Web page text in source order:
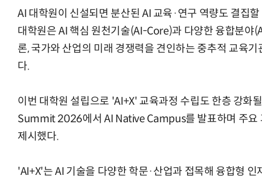
AI 대학원이 신설되면 분산된 AI 교육·연구 역량도 결집
대학원은 AI 핵심 원천기술(AI-Core)과 다양한 융합분야
론, 국가와 산업의 미래 경쟁력을 견인하는 중추적 교육
다.
이번 대학원 설립으로 'AI+X' 교육과정 수립도 한층 강화
Summit 2026에서 AI Native Campus를 발표하며 주요
제시했다.
'AI+X'는 AI 기술을 다양한 학문·산업과 접목해 융합형